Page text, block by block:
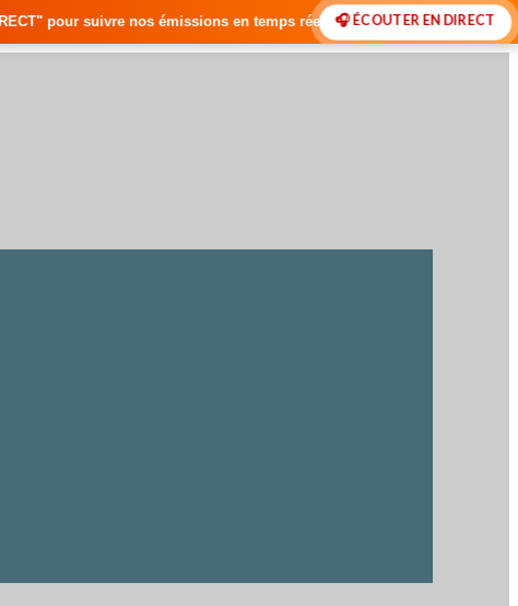
nos émissions en temps réel • 🇸🇳 Actualités du Sénégal • 🌍
🎧 ÉCOUTER EN DIRECT